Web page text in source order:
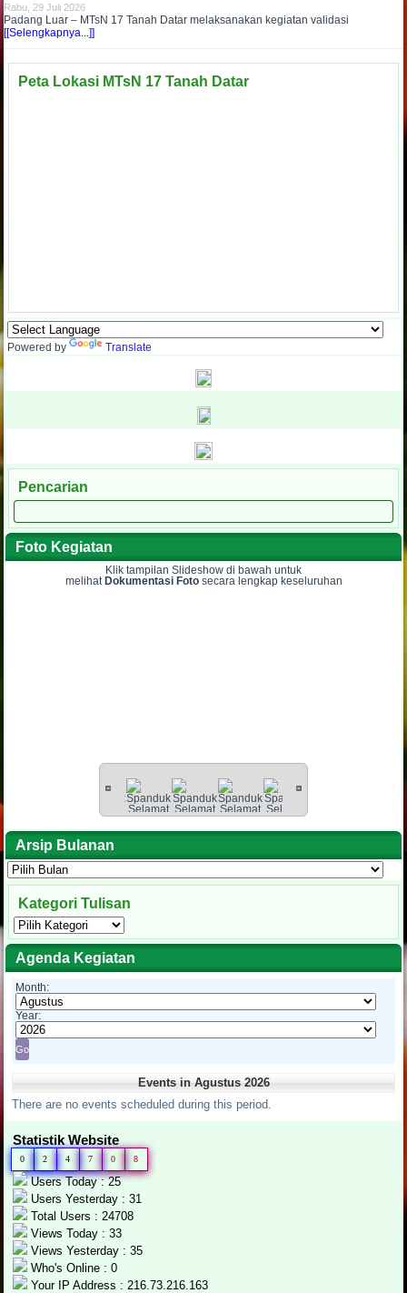
Rabu, 29 Juli 2026
Padang Luar – MTsN 17 Tanah Datar melaksanakan kegiatan validasi
[[Selengkapnya...]]
Peta Lokasi MTsN 17 Tanah Datar
Powered by Translate
Pencarian
Foto Kegiatan
Klik tampilan Slideshow di bawah untuk
melihat Dokumentasi Fotosecara lengkap keseluruhan
Arsip Bulanan
Arsip
Bulanan
Kategori Tulisan
Kategori
Tulisan
Agenda Kegiatan
Month:
Year:
Events in Agustus 2026
There are no events scheduled during this period.
Statistik Website
0 2 4 7 0 8
Users Today : 25
Users Yesterday : 31
Total Users : 24708
Views Today : 33
Views Yesterday : 35
Who's Online : 0
Your IP Address : 216.73.216.163